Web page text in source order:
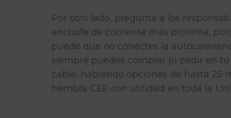
Por otro lado, pregunta a los
enchufe de corriente más próxima,
puede que no conectes la
siempre puedes comprar (o pedir en
cable, habiendo opciones de hasta 25
hembra CEE con utilidad en toda la